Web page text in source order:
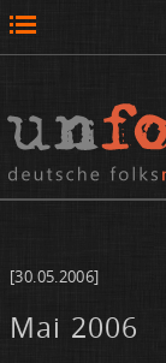
[30.05.2006]
Mai 2006